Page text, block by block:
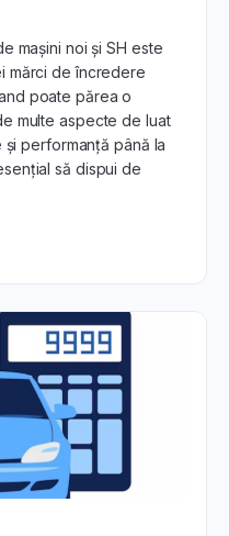
maşini noi şi SH este
mărci de încredere
poate părea o
multe aspecte de luat
performanță până la
să dispui de